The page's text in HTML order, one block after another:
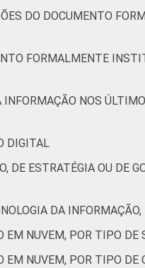
DO DOCUMENTO
FORMALMENTE
NOS
DIGITAL
DE ESTRATÉGIA OU DE
DA
EM NUVEM, POR TIPO DE
EM NUVEM, POR TIPO DE